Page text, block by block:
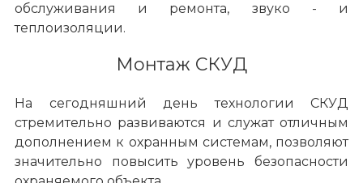
обслуживания и ремонта, звуко - и
теплоизоляции.
Монтаж СКУД
На сегодняшний день технологии СКУД
стремительно развиваются и служат отличным
дополнением к охранным системам, позволяют
значительно повысить уровень безопасности